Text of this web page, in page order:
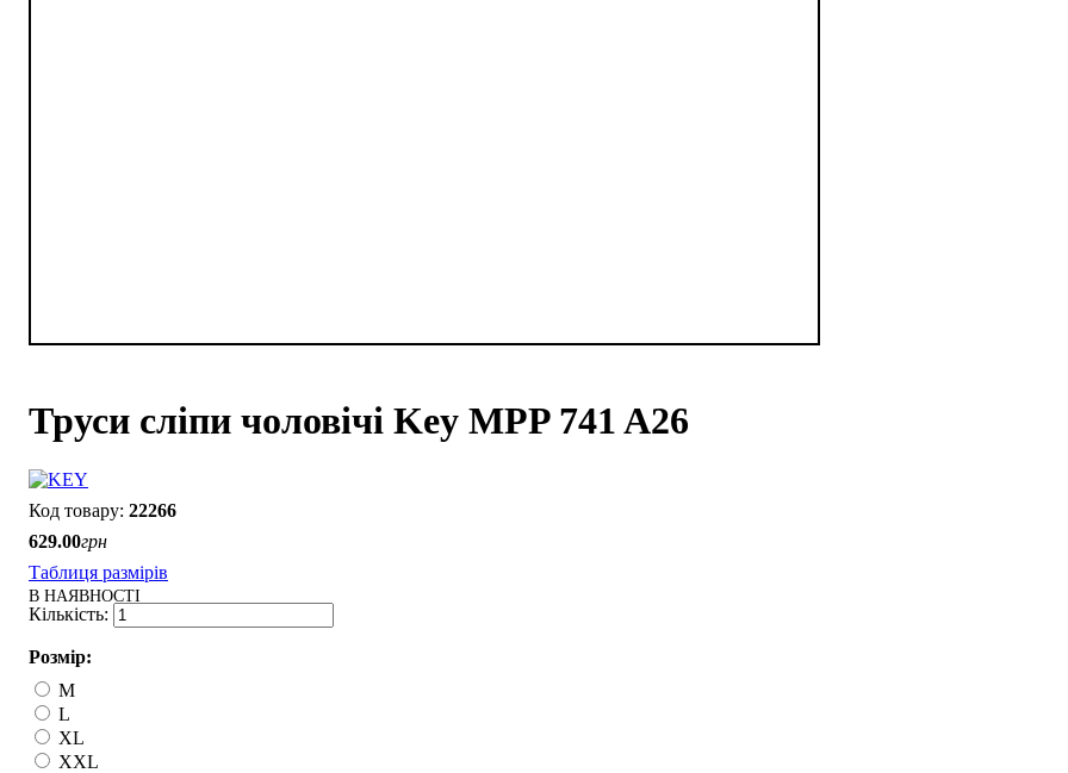
Труси сліпи чоловічі Key MPP 741 A26
22266
629.00грн
Таблиця размірів
В НАЯВНОСТІ
Розмір:
M
L
XL
XXL